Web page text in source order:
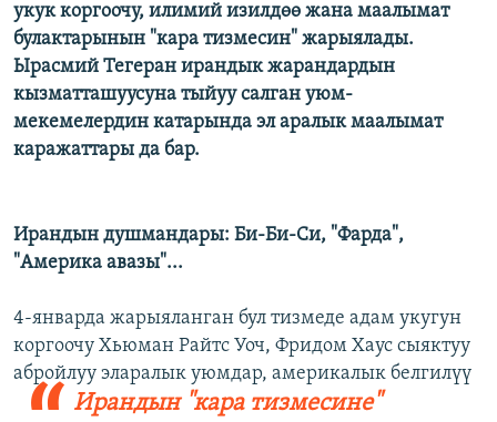
укук коргоочу, илимий изилдөө жана маалымат
булактарынын "кара тизмесин" жарыялады.
Ырасмий Тегеран ирандык жарандардын
кызматташуусуна тыйуу салган уюм-
мекемелердин катарында эл аралык маалымат
каражаттары да бар.
Ирандын душмандары: Би-Би-Си, "Фарда",
"Америка авазы"...
4-январда жарыяланган бул тизмеде адам укугун
коргоочу Хьюман Райтс Уоч, Фридом Хаус сыяктуу
абройлуу эларалык уюмдар,
Ирандын "кара тизмесине"
америкалык белгилүү